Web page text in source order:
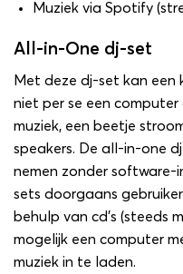
Muziek via Spotify
All-in-One dj-set
Met deze dj-set kan een
niet per se een
muziek, een beetje
speakers. De all-in-one
nemen zonder software-
sets doorgaans
behulp van cd’s (steeds
mogelijk een computer
muziek in te laden.